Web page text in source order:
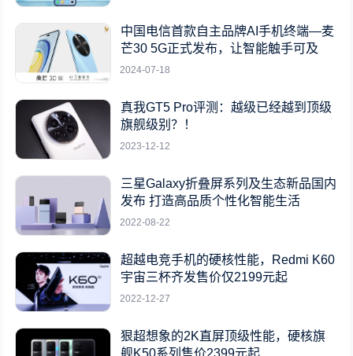
中国电信首款自主品牌AI手机终端—麦
芒30 5G正式发布，让智能触手可及
2024-07-18
真我GT5 Pro评测：越级已经越到顶级
旗舰级别？！
2023-12-12
三星Galaxy折叠屏系列及生态新品国内
发布 打造高品质个性化智能生活
2022-08-22
超越电竞手机的硬核性能，Redmi K60
宇宙三杯齐发售价仅2199元起
2022-12-27
狠超想象的2K直屏顶级性能，硬核旗
舰K50系列售价2399元起